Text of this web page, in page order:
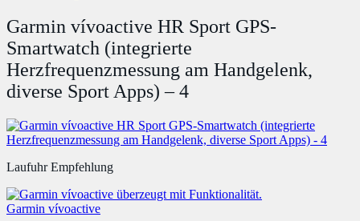
Garmin vívoactive HR Sport GPS-
Smartwatch (integrierte
Herzfrequenzmessung am Handgelenk,
diverse Sport Apps) – 4
Laufuhr Empfehlung
Garmin vívoactive